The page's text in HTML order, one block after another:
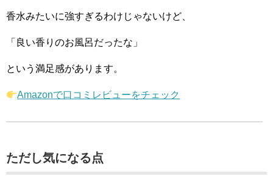
香水みたいに強すぎるわけじゃないけど、
「良い香りのお風呂だったな」
という満足感があります。
Amazonで口コミレビューをチェック
ただし気になる点